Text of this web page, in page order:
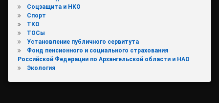
Соцзащита и НКО
Спорт
ТКО
ТОСы
Установление публичного сервитута
Фонд пенсионного и социального страхования
Российской Федерации по Архангельской области и НАО
Экология